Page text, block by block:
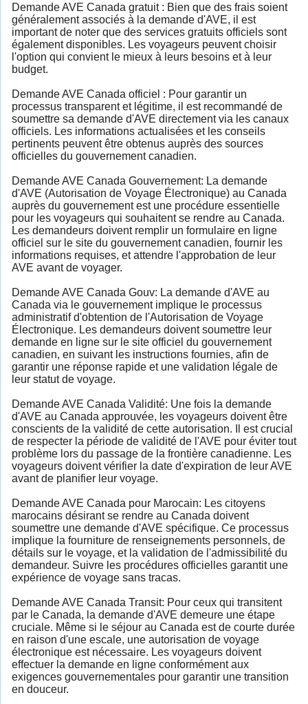
Demande AVE Canada gratuit : Bien que des frais soient
généralement associés à la demande d'AVE, il est
important de noter que des services gratuits officiels sont
également disponibles. Les voyageurs peuvent choisir
l'option qui convient le mieux à leurs besoins et à leur
budget.
Demande AVE Canada officiel : Pour garantir un
processus transparent et légitime, il est recommandé de
soumettre sa demande d'AVE directement via les canaux
officiels. Les informations actualisées et les conseils
pertinents peuvent être obtenus auprès des sources
officielles du gouvernement canadien.
Demande AVE Canada Gouvernement: La demande
d'AVE (Autorisation de Voyage Électronique) au Canada
auprès du gouvernement est une procédure essentielle
pour les voyageurs qui souhaitent se rendre au Canada.
Les demandeurs doivent remplir un formulaire en ligne
officiel sur le site du gouvernement canadien, fournir les
informations requises, et attendre l'approbation de leur
AVE avant de voyager.
Demande AVE Canada Gouv: La demande d'AVE au
Canada via le gouvernement implique le processus
administratif d'obtention de l'Autorisation de Voyage
Électronique. Les demandeurs doivent soumettre leur
demande en ligne sur le site officiel du gouvernement
canadien, en suivant les instructions fournies, afin de
garantir une réponse rapide et une validation légale de
leur statut de voyage.
Demande AVE Canada Validité: Une fois la demande
d'AVE au Canada approuvée, les voyageurs doivent être
conscients de la validité de cette autorisation. Il est crucial
de respecter la période de validité de l'AVE pour éviter tout
problème lors du passage de la frontière canadienne. Les
voyageurs doivent vérifier la date d'expiration de leur AVE
avant de planifier leur voyage.
Demande AVE Canada pour Marocain: Les citoyens
marocains désirant se rendre au Canada doivent
soumettre une demande d'AVE spécifique. Ce processus
implique la fourniture de renseignements personnels, de
détails sur le voyage, et la validation de l'admissibilité du
demandeur. Suivre les procédures officielles garantit une
expérience de voyage sans tracas.
Demande AVE Canada Transit: Pour ceux qui transitent
par le Canada, la demande d'AVE demeure une étape
cruciale. Même si le séjour au Canada est de courte durée
en raison d'une escale, une autorisation de voyage
électronique est nécessaire. Les voyageurs doivent
effectuer la demande en ligne conformément aux
exigences gouvernementales pour garantir une transition
en douceur.